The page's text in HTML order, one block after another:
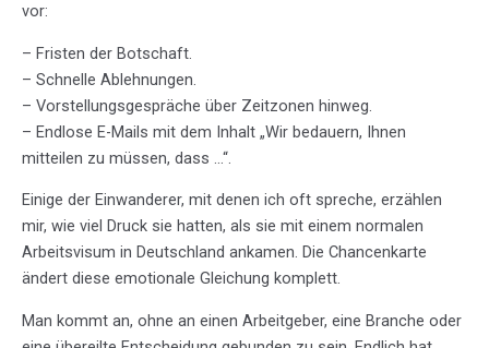
vor:
– Fristen der Botschaft.
– Schnelle Ablehnungen.
– Vorstellungsgespräche über Zeitzonen hinweg.
– Endlose E-Mails mit dem Inhalt „Wir bedauern, Ihnen
mitteilen zu müssen, dass …“.
Einige der Einwanderer, mit denen ich oft spreche, erzählen
mir, wie viel Druck sie hatten, als sie mit einem normalen
Arbeitsvisum in Deutschland ankamen. Die Chancenkarte
ändert diese emotionale Gleichung komplett.
Man kommt an, ohne an einen Arbeitgeber, eine Branche oder